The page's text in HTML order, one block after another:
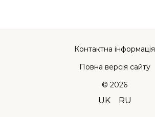
Контактна інформація
Повна версія сайту
© 2026
UK RU